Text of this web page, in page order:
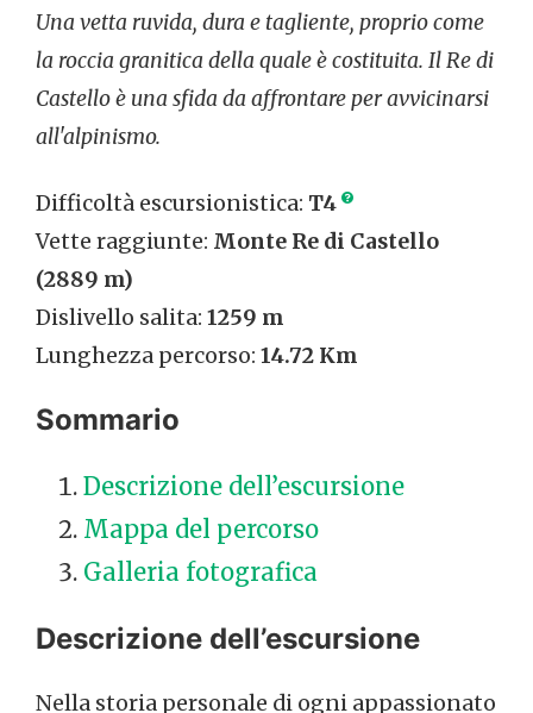
Una vetta ruvida, dura e tagliente, proprio come
la roccia granitica della quale è costituita. Il Re di
Castello è una sfida da affrontare per avvicinarsi
all'alpinismo.
Difficoltà escursionistica: T4
Vette raggiunte: Monte Re di Castello
(2889 m)
Dislivello salita: 1259 m
Lunghezza percorso: 14.72 Km
Sommario
Descrizione dell’escursione
Mappa del percorso
Galleria fotografica
Descrizione dell’escursione
Nella storia personale di ogni appassionato